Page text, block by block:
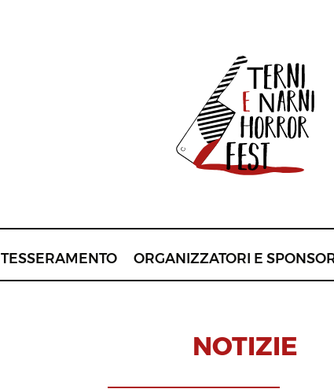
TESSERAMENTO ORGANIZZATORI E
NOTIZIE